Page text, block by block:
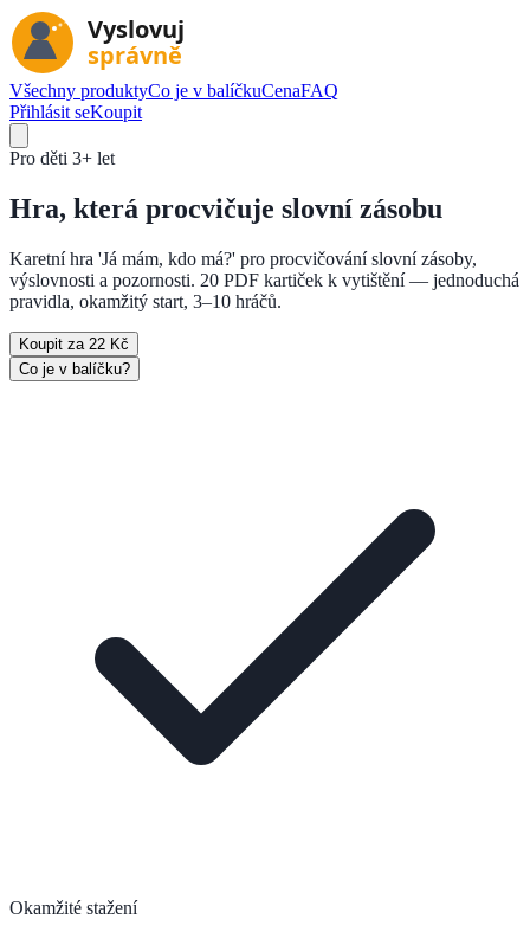
Všechny produktyCo je v balíčkuCenaFAQ
Přihlásit seKoupit
Pro děti 3+ let
Hra, která procvičuje slovní zásobu
Karetní hra 'Já mám, kdo má?' pro procvičování slovní zásoby,
výslovnosti a pozornosti. 20 PDF kartiček k vytištění — jednoduchá
pravidla, okamžitý start, 3–10 hráčů.
Koupit za 22 Kč
Co je v balíčku?
Okamžité stažení